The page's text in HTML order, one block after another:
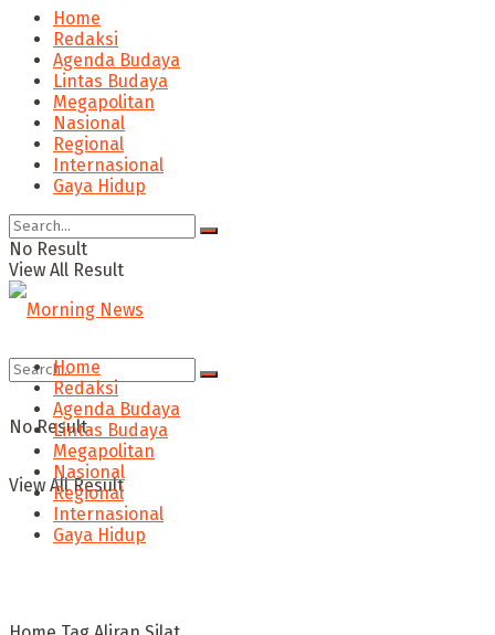
Home
Redaksi
Agenda Budaya
Lintas Budaya
Megapolitan
Nasional
Regional
Internasional
Gaya Hidup
No Result
View All Result
No Result
View All Result
Home
Redaksi
Agenda Budaya
Lintas Budaya
Megapolitan
Nasional
Regional
Internasional
Gaya Hidup